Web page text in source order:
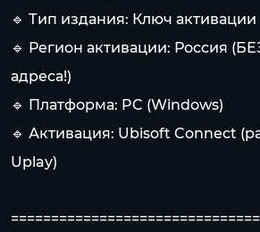
🔹 Тип издания: Ключ активации
🔹 Регион активации: Россия
адреса!)
🔹 Платформа: PC (Windows)
🔹 Активация: Ubisoft Connect
Uplay)